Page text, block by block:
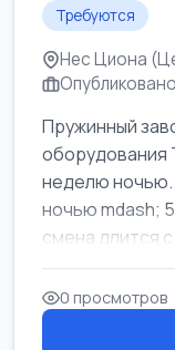
Требуются
Нес Циона
Пружинный
оборудования
неделю ночью.
ночью mdash;
смена длится с
0 просмотров